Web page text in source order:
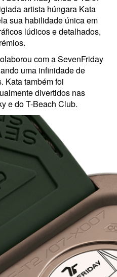
artista húngara Kata
sua habilidade única em
lúdicos e detalhados,
com a SevenFriday
uma infinidade de
Kata também foi
divertidos nas
e do T-Beach Club.